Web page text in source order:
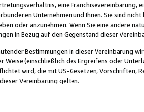
eine Franchisevereinbarung,
Unternehmen und Ihnen. Sie sind
oder anzunehmen. Wenn Sie eine andere
in Bezug auf den Gegenstand dieser
Bestimmungen in dieser Vereinbarung
Weise (einschließlich des Ergreifens oder
wird, die mit US-Gesetzen, Vorschriften,
Vereinbarung gelten.